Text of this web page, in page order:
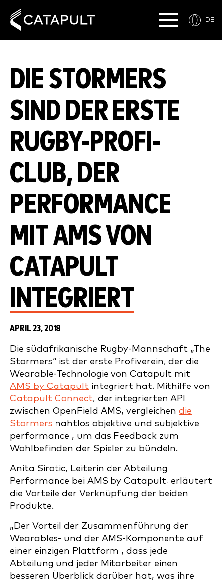
DE
DIE STORMERS
SIND DER ERSTE
RUGBY-PROFI-
CLUB, DER
PERFORMANCE
MIT AMS VON
CATAPULT
INTEGRIERT
APRIL 23, 2018
Die südafrikanische Rugby-Mannschaft „The
Stormers“ ist der erste Profiverein, der die
Wearable-Technologie von Catapult mit
AMS by Catapult integriert hat. Mithilfe von
Catapult Connect, der integrierten API
zwischen OpenField AMS, vergleichen die
Stormers nahtlos objektive und subjektive
performance , um das Feedback zum
Wohlbefinden der Spieler zu bündeln.
Anita Sirotic, Leiterin der Abteilung
Performance bei AMS by Catapult, erläutert
die Vorteile der Verknüpfung der beiden
Produkte.
„Der Vorteil der Zusammenführung der
Wearables- und der AMS-Komponente auf
einer einzigen Plattform , dass jede
Abteilung und jeder Mitarbeiter einen
besseren Überblick darüber hat, was ihre